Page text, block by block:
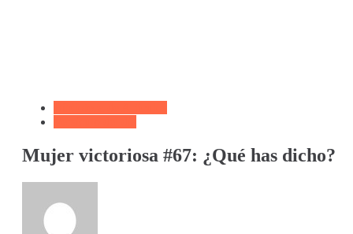
Mujer victoriosa #67: ¿Qué has dicho?